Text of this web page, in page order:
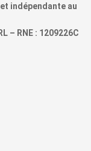
indépendante au
– RNE : 1209226C